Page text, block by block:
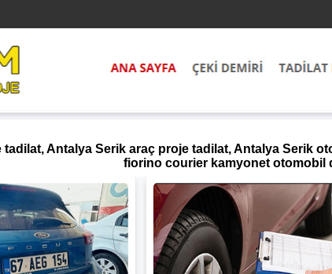
Antalya Serik araç proje tadilat, Antalya Serik
fiorino courier kamyonet otomobil